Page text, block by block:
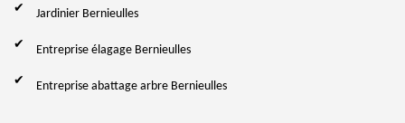
Jardinier Bernieulles
Entreprise élagage Bernieulles
Entreprise abattage arbre Bernieulles